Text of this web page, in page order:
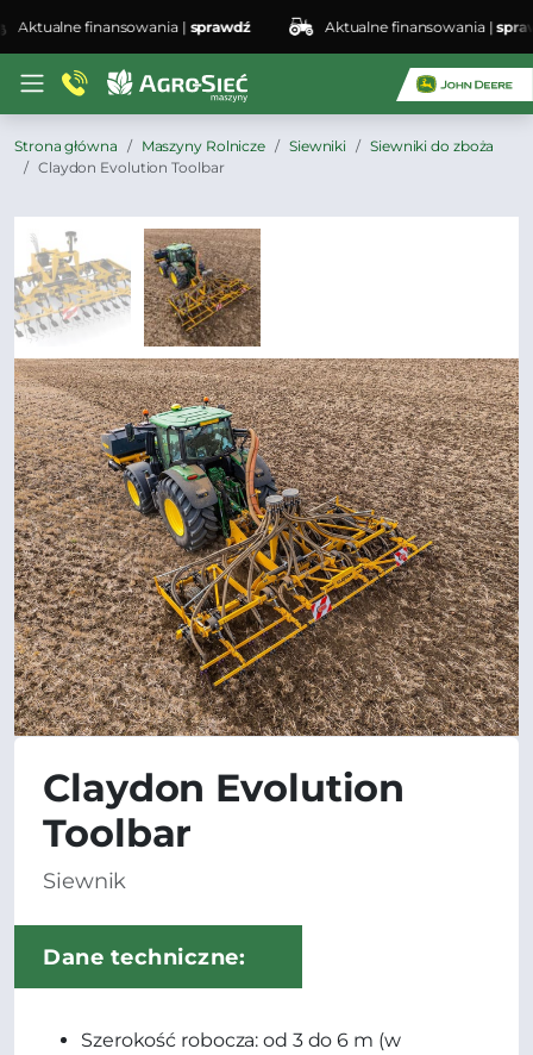
finansowania |sprawdź Aktualne finansowania |sprawdź
Strona główna Maszyny Rolnicze Siewniki
Siewniki do zboża
Claydon Evolution Toolbar
Claydon Evolution
Toolbar
Siewnik
Dane techniczne:
Szerokość robocza: od 3 do 6 m (w